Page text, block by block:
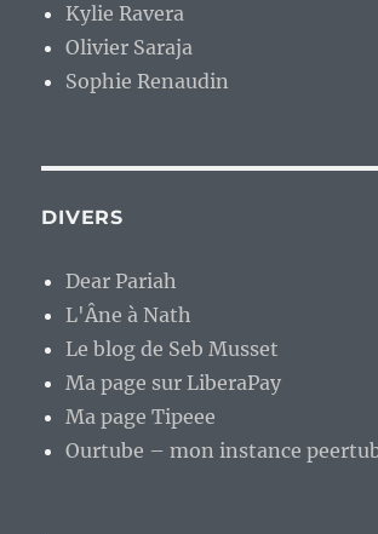
Kylie Ravera
Olivier Saraja
Sophie Renaudin
DIVERS
Dear Pariah
L'Âne à Nath
Le blog de Seb Musset
Ma page sur LiberaPay
Ma page Tipeee
Ourtube – mon instance